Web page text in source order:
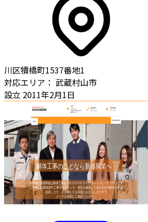
川区犢橋町1537番地1
対応エリア： 武蔵村山市
設立 2011年2月1日